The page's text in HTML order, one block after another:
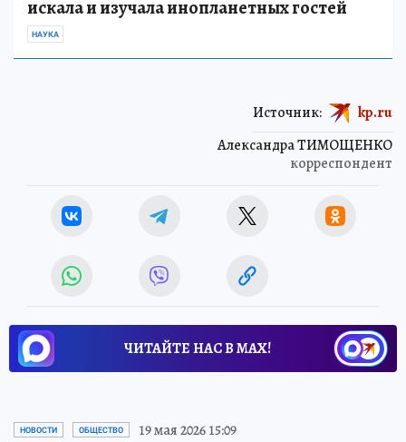
искала и изучала инопланетных гостей
НАУКА
Александра ТИМОЩЕНКО
корреспондент
Источник: kp.ru
ЧИТАЙТЕ НАС В МАХ!
НОВОСТИ ОБЩЕСТВО 19 мая 2026 15:09